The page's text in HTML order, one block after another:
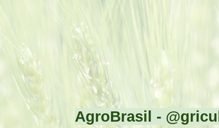
AgroBrasil -